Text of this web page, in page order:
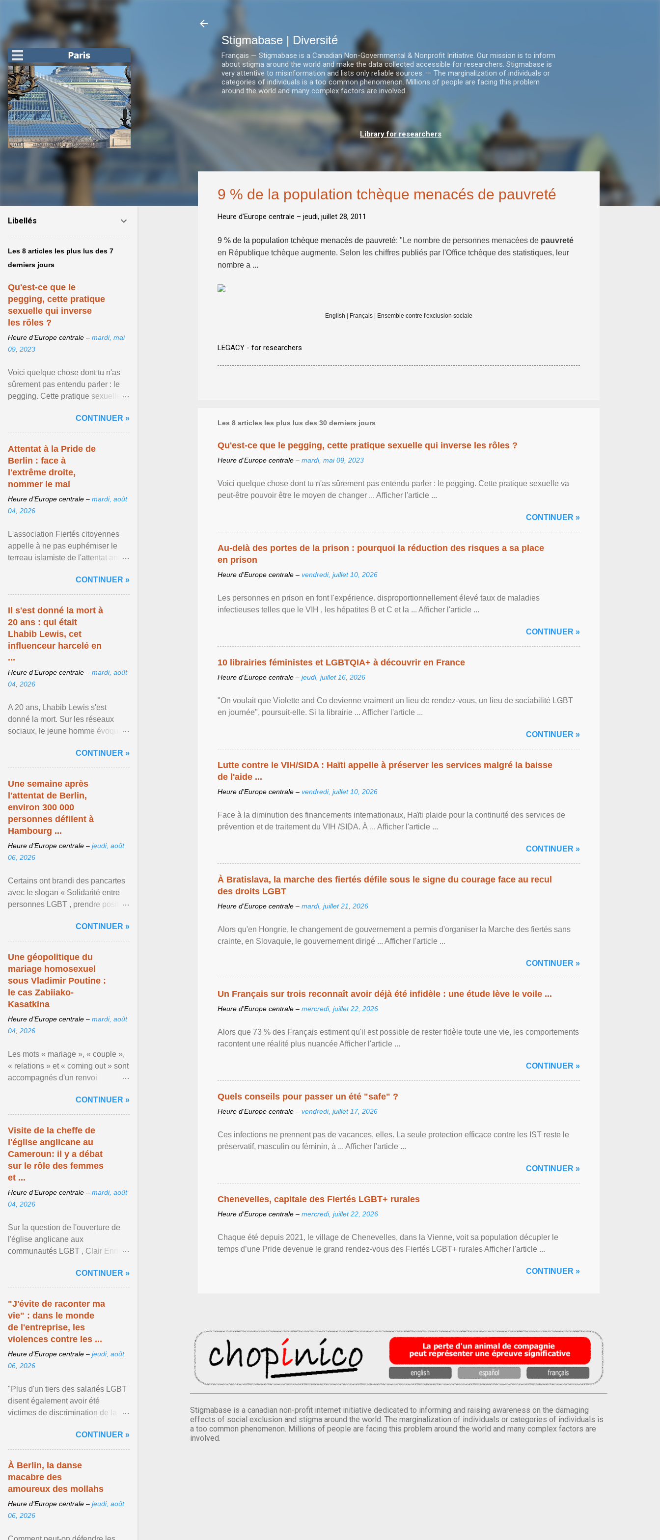
Stigmabase | Diversité
Français — Stigmabase is a Canadian Non-Governmental & Nonprofit Initiative. Our mission is to inform
about stigma around the world and make the data collected accessible for researchers. Stigmabase is
very attentive to misinformation and lists only reliable sources. — The marginalization of individuals or
categories of individuals is a too common phenomenon. Millions of people are facing this problem
around the world and many complex factors are involved.
Library for researchers
9 % de la population tchèque menacés de pauvreté
Heure d’Europe centrale – jeudi, juillet 28, 2011
9 % de la population tchèque menacés de pauvreté: "Le nombre de personnes menacées de pauvreté
en République tchèque augmente. Selon les chiffres publiés par l'Office tchèque des statistiques, leur
nombre a ...
English Français Ensemble contre l'exclusion sociale
LEGACY - for researchers
Les 8 articles les plus lus des 30 derniers jours
Qu'est-ce que le pegging, cette pratique sexuelle qui inverse les rôles ?
Heure d’Europe centrale – mardi, mai 09, 2023
Voici quelque chose dont tu n'as sûrement pas entendu parler : le pegging. Cette pratique sexuelle va
peut-être pouvoir être le moyen de changer ... Afficher l'article ...
CONTINUER »
Au-delà des portes de la prison : pourquoi la réduction des risques a sa place
en prison
Heure d’Europe centrale – vendredi, juillet 10, 2026
Les personnes en prison en font l'expérience. disproportionnellement élevé taux de maladies
infectieuses telles que le VIH , les hépatites B et C et la ... Afficher l'article ...
CONTINUER »
10 librairies féministes et LGBTQIA+ à découvrir en France
Heure d’Europe centrale – jeudi, juillet 16, 2026
"On voulait que Violette and Co devienne vraiment un lieu de rendez-vous, un lieu de sociabilité LGBT
en journée", poursuit-elle. Si la librairie ... Afficher l'article ...
CONTINUER »
Lutte contre le VIH/SIDA : Haïti appelle à préserver les services malgré la baisse
de l'aide ...
Heure d’Europe centrale – vendredi, juillet 10, 2026
Face à la diminution des financements internationaux, Haïti plaide pour la continuité des services de
prévention et de traitement du VIH /SIDA. À ... Afficher l'article ...
CONTINUER »
À Bratislava, la marche des fiertés défile sous le signe du courage face au recul
des droits LGBT
Heure d’Europe centrale – mardi, juillet 21, 2026
Alors qu'en Hongrie, le changement de gouvernement a permis d'organiser la Marche des fiertés sans
crainte, en Slovaquie, le gouvernement dirigé ... Afficher l'article ...
CONTINUER »
Un Français sur trois reconnaît avoir déjà été infidèle : une étude lève le voile ...
Heure d’Europe centrale – mercredi, juillet 22, 2026
Alors que 73 % des Français estiment qu'il est possible de rester fidèle toute une vie, les comportements
racontent une réalité plus nuancée Afficher l'article ...
CONTINUER »
Quels conseils pour passer un été "safe" ?
Heure d’Europe centrale – vendredi, juillet 17, 2026
Ces infections ne prennent pas de vacances, elles. La seule protection efficace contre les IST reste le
préservatif, masculin ou féminin, à ... Afficher l'article ...
CONTINUER »
Chenevelles, capitale des Fiertés LGBT+ rurales
Heure d’Europe centrale – mercredi, juillet 22, 2026
Chaque été depuis 2021, le village de Chenevelles, dans la Vienne, voit sa population décupler le
temps d’une Pride devenue le grand rendez-vous des Fiertés LGBT+ rurales Afficher l'article ...
CONTINUER »
Stigmabase is a canadian non-profit internet initiative dedicated to informing and raising awareness on the damaging
effects of social exclusion and stigma around the world. The marginalization of individuals or categories of individuals is
a too common phenomenon. Millions of people are facing this problem around the world and many complex factors are
involved.
Libellés
Les 8 articles les plus lus des 7
derniers jours
Qu'est-ce que le
pegging, cette pratique
sexuelle qui inverse
les rôles ?
Heure d’Europe centrale – mardi, mai
09, 2023
Voici quelque chose dont tu n'as
sûrement pas entendu parler : le
pegging. Cette pratique sexuelle
de changer ... Afficher l'article ...
CONTINUER »
Attentat à la Pride de
Berlin : face à
l'extrême droite,
nommer le mal
Heure d’Europe centrale – mardi, août
04, 2026
L'association Fiertés citoyennes
appelle à ne pas euphémiser le
terreau islamiste de l'attentat anti-
de Berlin ... Afficher l'article ...
CONTINUER »
Il s'est donné la mort à
20 ans : qui était
Lhabib Lewis, cet
influenceur harcelé en
...
Heure d’Europe centrale – mardi, août
04, 2026
A 20 ans, Lhabib Lewis s'est
donné la mort. Sur les réseaux
sociaux, le jeune homme évoquait
santé mentale, sa sexualité et
Afficher l'article ...
CONTINUER »
Une semaine après
l'attentat de Berlin,
environ 300 000
personnes défilent à
Hambourg ...
Heure d’Europe centrale – jeudi, août
06, 2026
Certains ont brandi des pancartes
avec le slogan « Solidarité entre
personnes LGBT , prendre position
raison de l ... Afficher l'article ...
CONTINUER »
Une géopolitique du
mariage homosexuel
sous Vladimir Poutine :
le cas Zabiiako-
Kasatkina
Heure d’Europe centrale – mardi, août
04, 2026
Les mots « mariage », « couple »,
« relations » et « coming out » sont
accompagnés d'un renvoi
mouvement LGBT ... Afficher
l'article ...
CONTINUER »
Visite de la cheffe de
l'église anglicane au
Cameroun: il y a débat
sur le rôle des femmes
et ...
Heure d’Europe centrale – mardi, août
04, 2026
Sur la question de l'ouverture de
l'église anglicane aux
communautés LGBT , Clair Enrick
une position tranchée. Afficher
l'article ...
CONTINUER »
"J'évite de raconter ma
vie" : dans le monde
de l'entreprise, les
violences contre les ...
Heure d’Europe centrale – jeudi, août
06, 2026
"Plus d'un tiers des salariés LGBT
disent également avoir été
victimes de discrimination de la
Guillaume Savoie qui ... Afficher
l'article ...
CONTINUER »
À Berlin, la danse
macabre des
amoureux des mollahs
Heure d’Europe centrale – jeudi, août
06, 2026